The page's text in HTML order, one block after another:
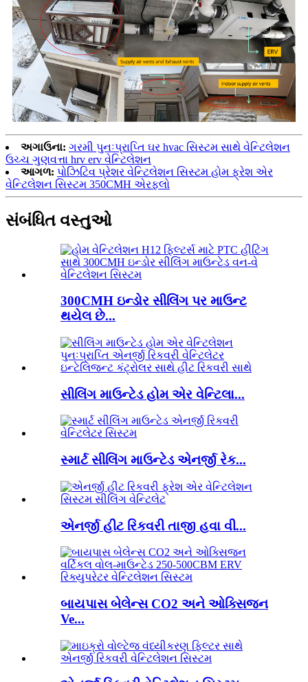
અગાઉના: ગરમી પુનઃપ્રાપ્તિ ઘર hvac સિસ્ટમ સાથે વેન્ટિલેશન
ઉચ્ચ ગુણવત્તા hrv erv વેન્ટિલેશન
આગળ: પોઝિટિવ પ્રેશર વેન્ટિલેશન સિસ્ટમ હોમ ફ્રેશ એર
વેન્ટિલેશન સિસ્ટમ 350CMH એરફ્લો
સંબંધિત વસ્તુઓ
300CMH ઇન્ડોર સીલિંગ પર માઉન્ટ
થયેલ છે...
સીલિંગ માઉન્ટેડ હોમ એર વેન્ટિલા...
સ્માર્ટ સીલિંગ માઉન્ટેડ એનર્જી રેક...
એનર્જી હીટ રિકવરી તાજી હવા વી...
બાયપાસ બેલેન્સ CO2 અને ઓક્સિજન
Ve...